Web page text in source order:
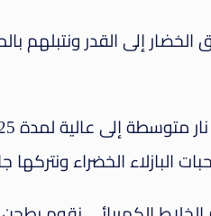
إلى القدر ونتبلهم
البازلاء الخضراء ونتركها